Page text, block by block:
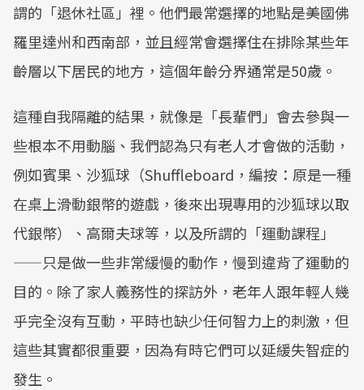
謂的「退休社區」裡。他們最常選擇的地點是美國佛
羅里達州和西南部，並且經常會選擇住在排除某些年
齡層以下居民的地方，這個年齡分界通常是50歲。
這種自我隔離的結果，就像是「長輩們」會去參與一
些根本不用動腦、我們認為只有老人才會做的活動，
例如賓果、沙狐球（Shuffleboard，編按：原是一種
在桌上滑動銀幣的遊戲，後來出現專用的沙狐球以取
代銀幣）、高爾夫球等，以及所謂的「運動課程」
——只是做一些非常緩慢的動作，慢到違背了運動的
目的。除了家人義務性的探訪外，老年人跟年輕人幾
乎完全沒有互動，平時也缺少任何智力上的刺激，但
這些其實都很重要，因為有時它們可以延緩失智症的
發生。